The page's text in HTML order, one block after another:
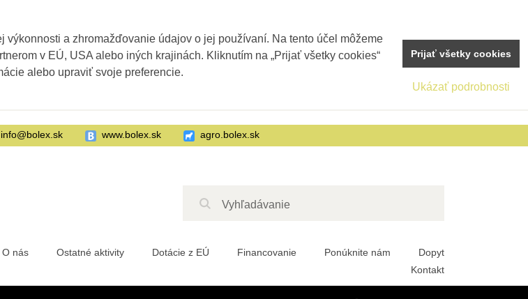
O nás Ostatné aktivity Dotácie z EÚ Financovanie Ponúknite nám
Dopyt
Kontakt
info@bolex.sk www.bolex.sk agro.bolex.sk
a zhromažďovanie údajov o jej používaní. Na tento účel môžeme
v EÚ, USA alebo iných krajinách. Kliknutím na „Prijať všetky cookies“
alebo upraviť svoje preferencie.
Ukázať podrobnosti
Prijať všetky cookies